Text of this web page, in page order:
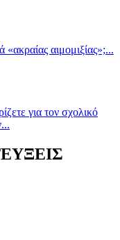
αιμομιξίας»;...
για τον σχολικό